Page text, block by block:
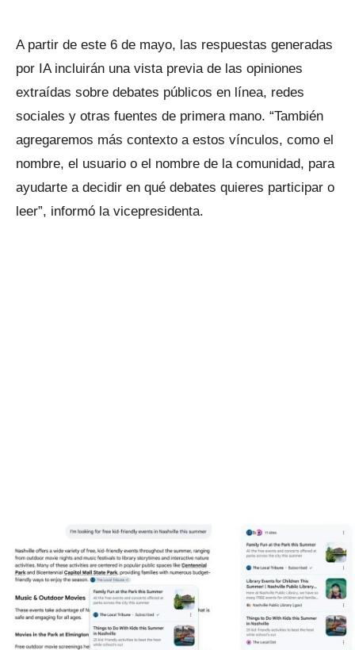
A partir de este 6 de mayo, las respuestas generadas
por IA incluirán una vista previa de las opiniones
extraídas sobre debates públicos en línea, redes
sociales y otras fuentes de primera mano. “También
agregaremos más contexto a estos vínculos, como el
nombre, el usuario o el nombre de la comunidad, para
ayudarte a decidir en qué debates quieres participar o
leer”, informó la vicepresidenta.